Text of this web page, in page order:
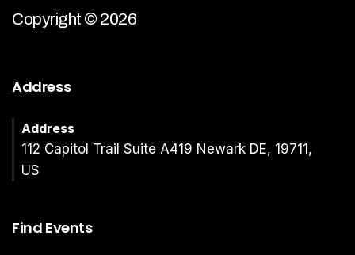
Copyright © 2026
Address
Address
112 Capitol Trail Suite A419 Newark DE, 19711,
US
Find Events